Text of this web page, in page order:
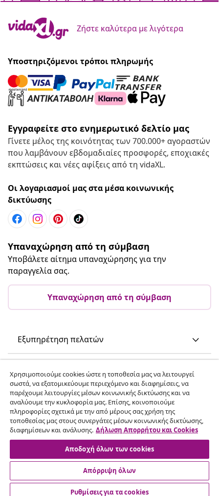
Ζήστε καλύτερα με λιγότερα
Υποστηριζόμενοι τρόποι πληρωμής
Εγγραφείτε στο ενημερωτικό δελτίο μας
Γίνετε μέλος της κοινότητας των 700.000+ αγοραστών
που λαμβάνουν εβδομαδιαίες προσφορές, εποχιακές
εκπτώσεις και νέες αφίξεις από τη vidaXL.
Οι λογαριασμοί μας στα μέσα κοινωνικής
δικτύωσης
Υπαναχώρηση από τη σύμβαση
Υποβάλετε αίτημα υπαναχώρησης για την
παραγγελία σας.
Υπαναχώρηση από τη σύμβαση
Εξυπηρέτηση πελατών
vidaXL
Ανακαλύψτε περισσότερα
Χρησιμοποιούμε cookies ώστε η τοποθεσία μας να λειτουργεί
σωστά, να εξατομικεύουμε περιεχόμενο και διαφημίσεις, να
παρέχουμε λειτουργίες μέσων κοινωνικής δικτύωσης και να
αναλύουμε την κυκλοφορία μας. Επίσης, κοινοποιούμε
πληροφορίες σχετικά με την από μέρους σας χρήση της
τοποθεσίας μας στους συνεργάτες μέσων κοινωνικής δικτύωσης,
διαφημίσεων και ανάλυσης. Δήλωση Απορρήτου και Cookies
Αποδοχή όλων των cookies
Απόρριψη όλων
Ρυθμίσεις για τα cookies